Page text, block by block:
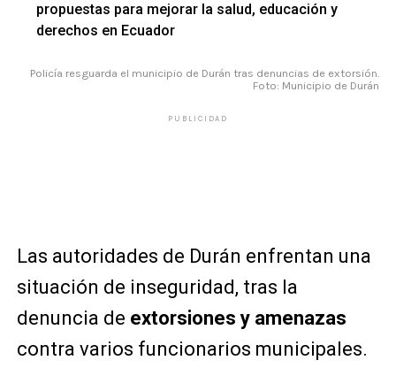
propuestas para mejorar la salud, educación y
derechos en Ecuador
Policía resguarda el municipio de Durán tras denuncias de extorsión.
Foto: Municipio de Durán
PUBLICIDAD
Las autoridades de Durán enfrentan una
situación de inseguridad, tras la
denuncia de extorsiones y amenazas
contra varios funcionarios municipales.